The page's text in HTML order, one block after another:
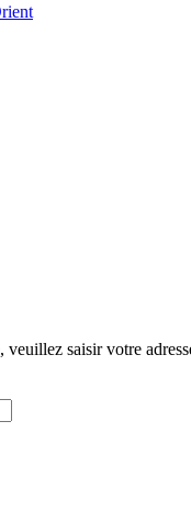
, veuillez saisir votre